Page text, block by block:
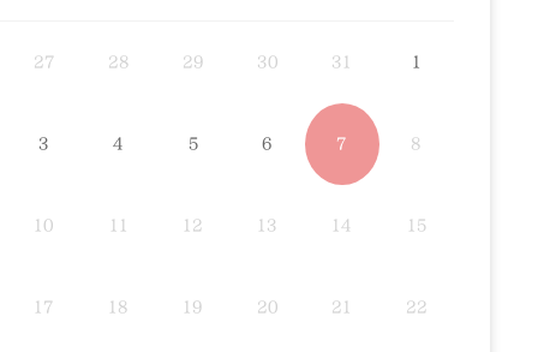
27 28 29 30 31 1
3 4 5 6 7 8
10 11 12 13 14 15
17 18 19 20 21 22